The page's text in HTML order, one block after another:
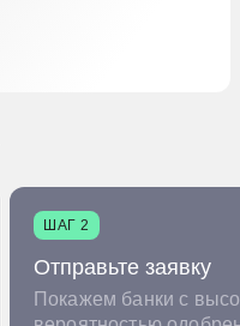
ШАГ 2
Отправьте заявку
Покажем банки с